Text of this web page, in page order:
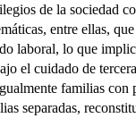
de la sociedad
entre ellas,
laboral, lo que
el cuidado de
familias con
separadas,